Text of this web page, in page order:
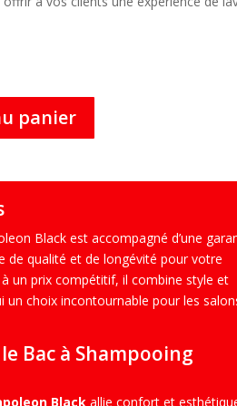
panier
Black est accompagné d’une
de qualité et de longévité pour votre
un prix compétitif, il combine style et
choix incontournable pour les
Bac à Shampooing
Blackallie confort et